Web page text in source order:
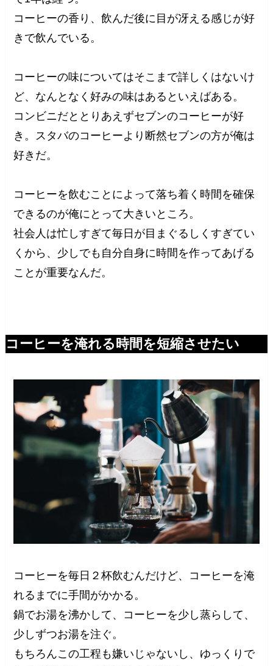
コーヒーの香り、飲んだ後に目が冴える感じが好
きで飲んでいる。
コーヒーの味についてはそこまで詳しくはないけ
ど、なんとなく好みの味はあるといえばある。
コンビニだととりあえずセブンのコーヒーが好
き。スタバのコーヒーより断然セブンの方が俺は
好きだ。
コーヒーを飲むことによって落ち着く時間を確保
できるのが俺にとって大きいところ。
社会人は忙しすぎて毎日が目まぐるしくすぎてい
くから、少しでも自分自身に時間を作ってあげる
ことが重要なんだ。
コーヒーを淹れる時間を短縮させたい
コーヒーを毎日２杯飲むんだけど、コーヒーを淹
れるまでに手間がかかる。
鍋でお湯を沸かして、コーヒーを少し蒸らして、
少しずつお湯を注ぐ。
もちろんこの工程も嫌いじゃないし、ゆっくりで